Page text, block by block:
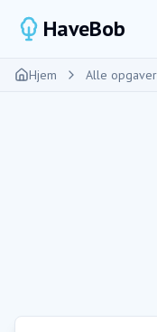
HaveBob
Hjem Alle opgaver